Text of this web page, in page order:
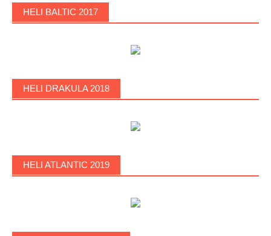
HELI BALTIC 2017
HELI DRAKULA 2018
HELI ATLANTIC 2019